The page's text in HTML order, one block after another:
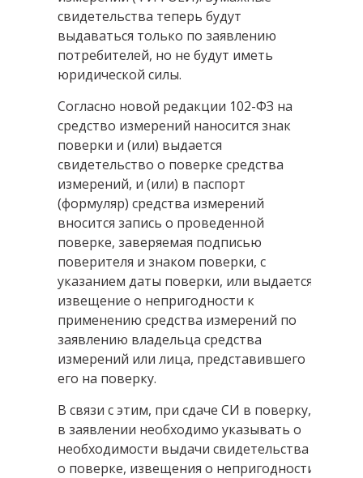
свидетельства теперь будут
выдаваться только по заявлению
потребителей, но не будут иметь
юридической силы.
Согласно новой редакции 102-ФЗ на
средство измерений наносится знак
поверки и (или) выдается
свидетельство о поверке средства
измерений, и (или) в паспорт
(формуляр) средства измерений
вносится запись о проведенной
поверке, заверяемая подписью
поверителя и знаком поверки, с
указанием даты поверки, или выдается
извещение о непригодности к
применению средства измерений по
заявлению владельца средства
измерений или лица, представившего
его на поверку.
В связи с этим, при сдаче СИ в поверку,
в заявлении необходимо указывать о
необходимости выдачи свидетельства
о поверке, извещения о непригодности